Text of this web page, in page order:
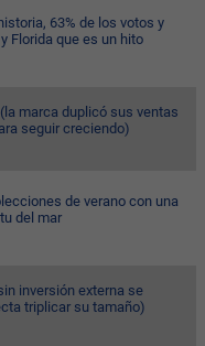
63% de los votos y
Florida que es un hito
marca duplicó sus ventas
seguir creciendo)
de verano con una
del mar
inversión externa se
triplicar su tamaño)